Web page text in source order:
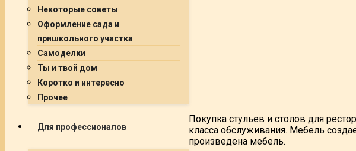
Некоторые советы
Оформление сада и
пришкольного участка
Самоделки
Ты и твой дом
Коротко и интересно
Прочее
Для профессионалов
Покупка стульев и столов для
класса обслуживания. Мебель
произведена мебель.